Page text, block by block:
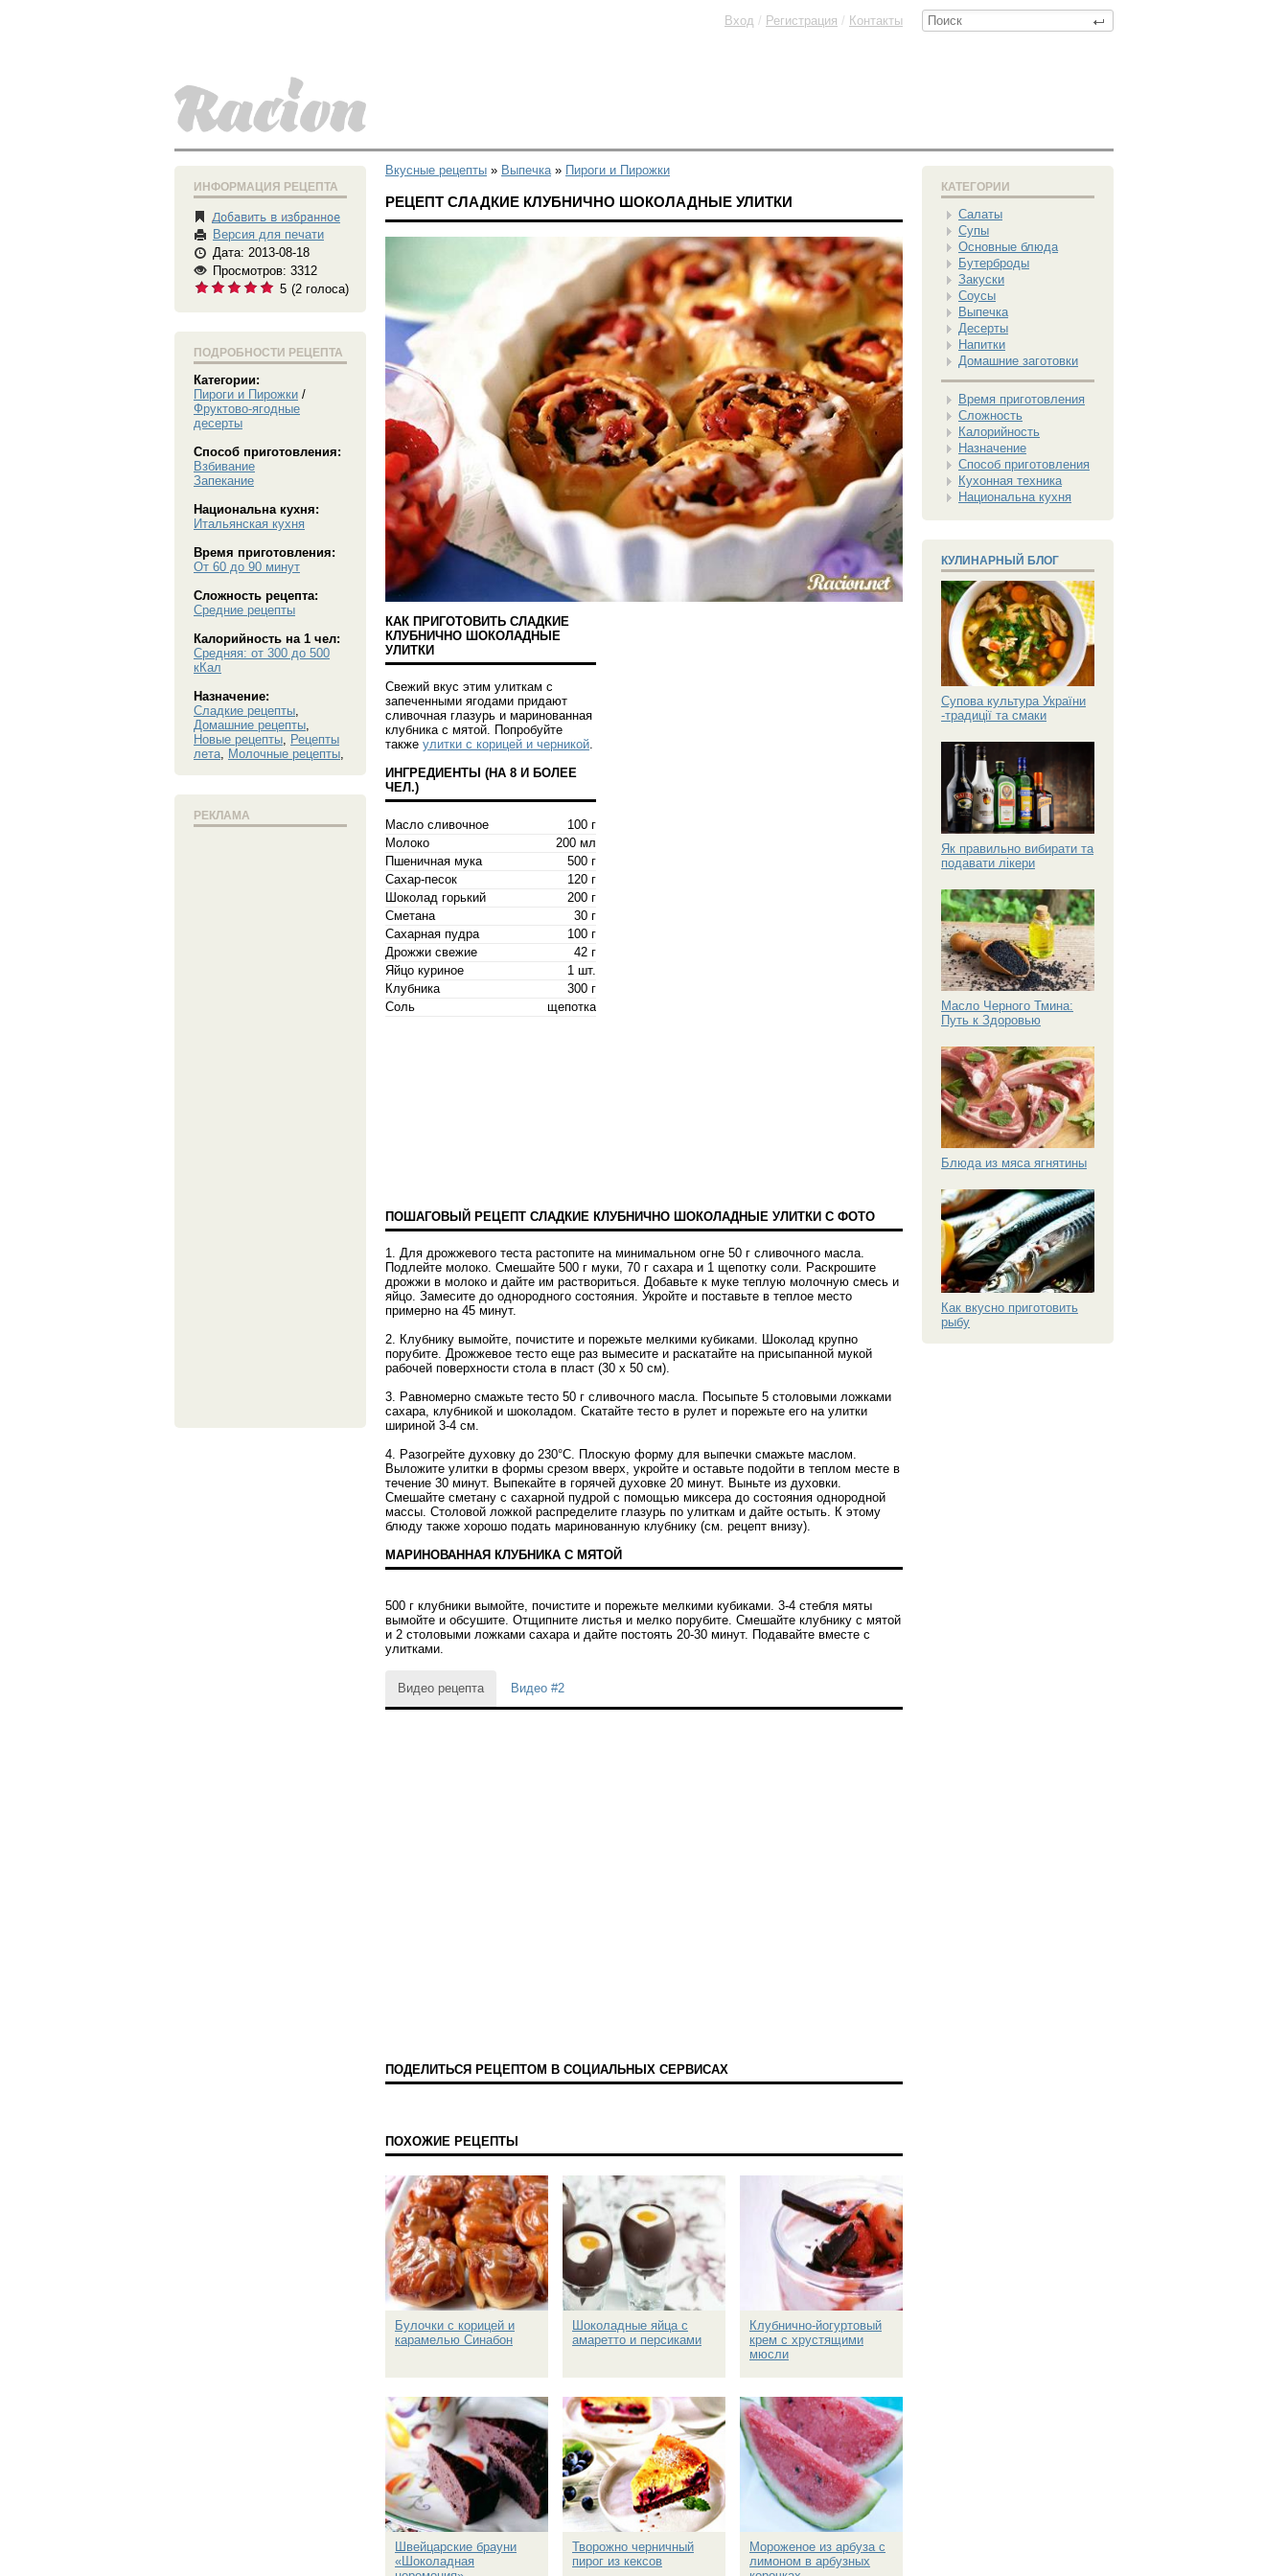
Вкусные рецепты » Выпечка» Пироги и Пирожки
ИНФОРМАЦИЯ РЕЦЕПТА
Версия для печати
Дата: 2013-08-18
Просмотров: 3312
5 (2 голоса)
ПОДРОБНОСТИ РЕЦЕПТА
Категории:
Пироги и Пирожки /
Фруктово-ягодные
десерты
Способ приготовления:
Взбивание
Запекание
Национальна кухня:
Итальянская кухня
Время приготовления:
От 60 до 90 минут
Сложность рецепта:
Средние рецепты
Калорийность на 1 чел:
Средняя: от 300 до 500
кКал
Назначение:
Сладкие рецепты,
Домашние рецепты,
Новые рецепты, Рецепты
лета, Молочные рецепты,
РЕКЛАМА
РЕЦЕПТ СЛАДКИЕ КЛУБНИЧНО ШОКОЛАДНЫЕ УЛИТКИ
КАК ПРИГОТОВИТЬ СЛАДКИЕ
КЛУБНИЧНО ШОКОЛАДНЫЕ
УЛИТКИ
Свежий вкус этим улиткам с
запеченными ягодами придают
сливочная глазурь и маринованная
клубника с мятой. Попробуйте
также улитки с корицей и черникой
ИНГРЕДИЕНТЫ (НА 8 И БОЛЕЕ
ЧЕЛ.)
Масло сливочное
100 г
Молоко
200 мл
Пшеничная мука
500 г
Сахар-песок
120 г
Шоколад горький
200 г
Сметана
30 г
Сахарная пудра
100 г
Дрожжи свежие
42 г
Яйцо куриное
1 шт.
Клубника
300 г
Соль
щепотка
ПОШАГОВЫЙ РЕЦЕПТ СЛАДКИЕ КЛУБНИЧНО ШОКОЛАДНЫЕ УЛИТКИ С ФОТО
1. Для дрожжевого теста растопите на минимальном огне 50 г сливочного масла.
Подлейте молоко. Смешайте 500 г муки, 70 г сахара и 1 щепотку соли. Раскрошите
дрожжи в молоко и дайте им раствориться. Добавьте к муке теплую молочную смесь и
яйцо. Замесите до однородного состояния. Укройте и поставьте в теплое место
примерно на 45 минут.
2. Клубнику вымойте, почистите и порежьте мелкими кубиками. Шоколад крупно
порубите. Дрожжевое тесто еще раз вымесите и раскатайте на присыпанной мукой
рабочей поверхности стола в пласт (30 х 50 см).
3. Равномерно смажьте тесто 50 г сливочного масла. Посыпьте 5 столовыми ложками
сахара, клубникой и шоколадом. Скатайте тесто в рулет и порежьте его на улитки
шириной 3-4 см.
4. Разогрейте духовку до 230°С. Плоскую форму для выпечки смажьте маслом.
Выложите улитки в формы срезом вверх, укройте и оставьте подойти в теплом месте в
течение 30 минут. Выпекайте в горячей духовке 20 минут. Выньте из духовки.
Смешайте сметану с сахарной пудрой с помощью миксера до состояния однородной
массы. Столовой ложкой распределите глазурь по улиткам и дайте остыть. К этому
блюду также хорошо подать маринованную клубнику (см. рецепт внизу).
МАРИНОВАННАЯ КЛУБНИКА С МЯТОЙ
500 г клубники вымойте, почистите и порежьте мелкими кубиками. 3-4 стебля мяты
вымойте и обсушите. Отщипните листья и мелко порубите. Смешайте клубнику с мятой
и 2 столовыми ложками сахара и дайте постоять 20-30 минут. Подавайте вместе с
улитками.
Видео рецепта Видео #2
ПОДЕЛИТЬСЯ РЕЦЕПТОМ В СОЦИАЛЬНЫХ СЕРВИСАХ
ПОХОЖИЕ РЕЦЕПТЫ
Булочки с корицей и
карамелью Синабон
Шоколадные яйца с
амаретто и персиками
Клубнично-йогуртовый
крем с хрустящими
мюсли
Швейцарские брауни
«Шоколадная
Творожно черничный
пирог из кексов
Мороженое из арбуза с
лимоном в арбузных
КАТЕГОРИИ
Салаты
Супы
Основные блюда
Бутерброды
Закуски
Соусы
Выпечка
Десерты
Напитки
Домашние заготовки
Время приготовления
Сложность
Калорийность
Назначение
Способ приготовления
Кухонная техника
Национальна кухня
КУЛИНАРНЫЙ БЛОГ
Супова культура України
-традиції та смаки
Як правильно вибирати та
подавати лікери
Масло Черного Тмина:
Путь к Здоровью
Блюда из мяса ягнятины
Как вкусно приготовить
рыбу
Вход / Регистрация / Контакты